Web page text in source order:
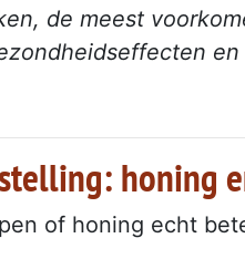
de meest
honing
of honing echt